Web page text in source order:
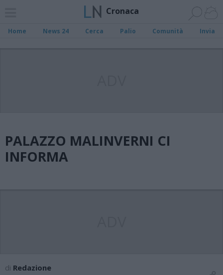
Cronaca
Home News 24 Cerca Palio Comunità Invia
PALAZZO MALINVERNI CI
INFORMA
di Redazione